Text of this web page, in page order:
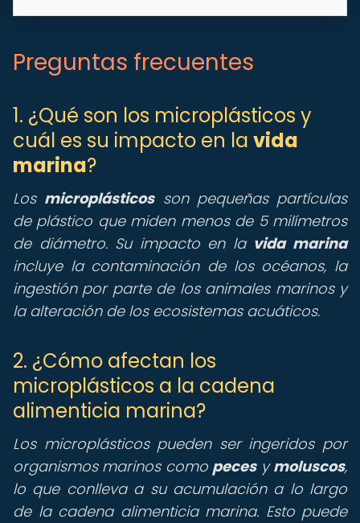
Preguntas frecuentes
1. ¿Qué son los microplásticos y
cuál es su impacto en la vida
marina?
Los microplásticosson pequeñas partículas
de plástico que miden menos de 5 milímetros
de diámetro. Su impacto en la vida marina
incluye la contaminación de los océanos, la
ingestión por parte de los animales marinos y
la alteración de los ecosistemas acuáticos.
2. ¿Cómo afectan los
microplásticos a la cadena
alimenticia marina?
Los microplásticos pueden ser ingeridos por
organismos marinos como pecesymoluscos,
lo que conlleva a su acumulación a lo largo
de la cadena alimenticia marina. Esto puede